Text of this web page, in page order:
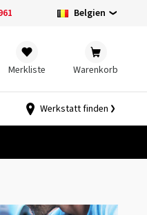
Belgien
Merkliste Warenkorb
Werkstatt finden